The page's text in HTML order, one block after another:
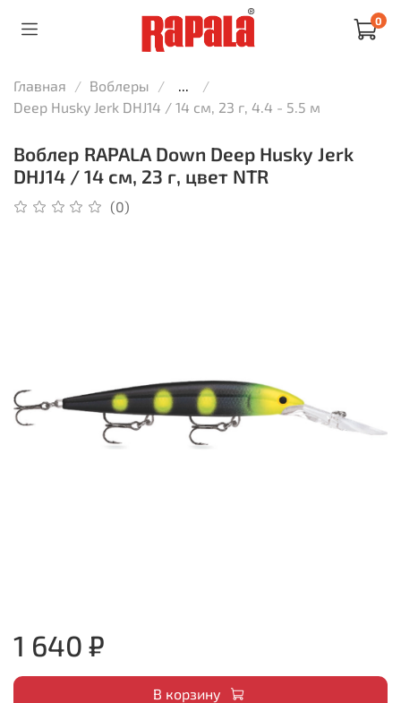
0
Главная Воблеры
...
Deep Husky Jerk DHJ14 / 14 см, 23 г, 4.4 - 5.5 м
Воблер RAPALA Down Deep Husky Jerk
DHJ14 / 14 см, 23 г, цвет NTR
(0)
1 640 ₽
В корзину